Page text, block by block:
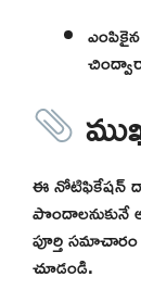
ఈ నోటిఫికేషన్
పొందాలనుకునే
పూర్తి
చూడండి.